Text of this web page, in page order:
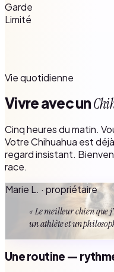
Garde
Limité
Vie quotidienne
Vivre avec un
Cinq heures du matin.
Votre Chihuahua est
regard insistant.
race.
Marie L. · propriétaire
« Le meilleur chien que
un athlète et un
Une routine —